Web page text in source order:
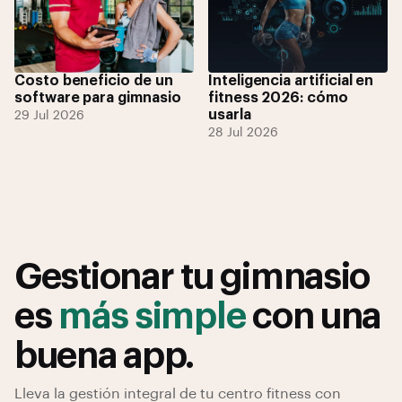
Costo beneficio de un
software para gimnasio
29 Jul 2026
Inteligencia artificial en
fitness 2026: cómo
usarla
28 Jul 2026
Gestionar tu gimnasio
es más simplecon una
buena app.
Lleva la gestión integral de tu centro fitness con